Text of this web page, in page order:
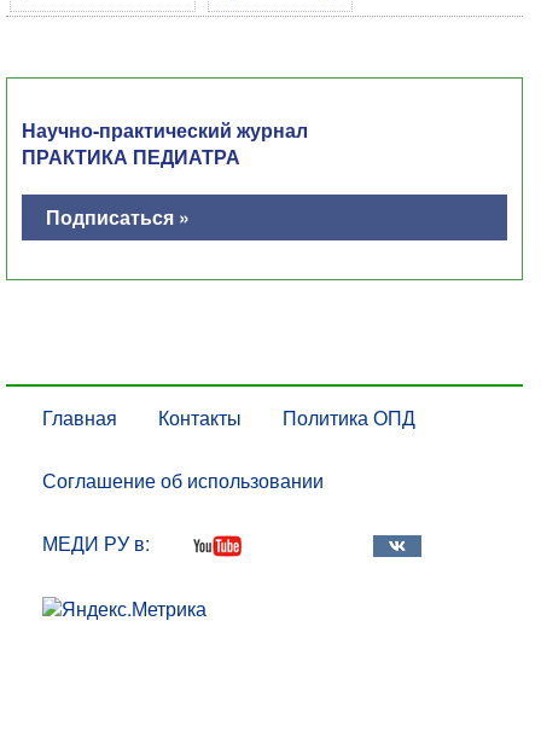
Научно-практический журнал
ПРАКТИКА ПЕДИАТРА
Подписаться »
Главная Контакты Политика ОПД
Соглашение об использовании
МЕДИ РУ в: